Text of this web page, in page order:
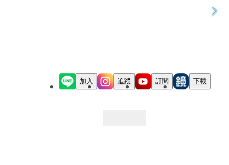
加入 追蹤 訂閱 下載